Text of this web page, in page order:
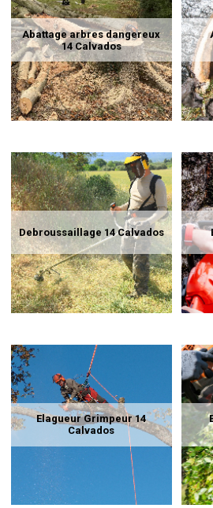
Abattage arbres dangereux
14 Calvados
Debroussaillage 14 Calvados
Elagueur Grimpeur 14
Calvados